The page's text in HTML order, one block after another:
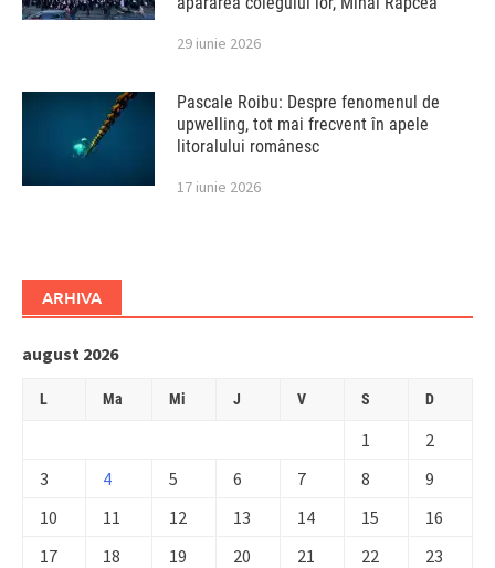
29 iunie 2026
Pascale Roibu: Despre fenomenul de
upwelling, tot mai frecvent în apele
litoralului românesc
17 iunie 2026
ARHIVA
august 2026
L Ma Mi J V S D
1
2
3
4 5 6 7 8
9
10
11 12 13 14 15
16
17
18 19 20 21 22
23